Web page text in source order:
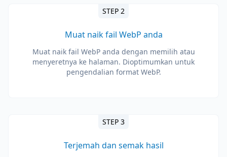
STEP 2
Muat naik fail WebP anda
Muat naik fail WebP anda dengan memilih atau
menyeretnya ke halaman. Dioptimumkan untuk
pengendalian format WebP.
STEP 3
Terjemah dan semak hasil